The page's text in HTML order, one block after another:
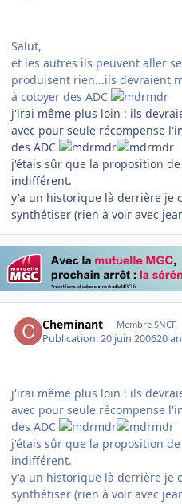
Salut,
et les autres ils peuvent aller
produisent rien...ils devraient
à cotoyer des ADC
j'irai même plus loin : ils
avec pour seule récompense
des ADC
j'étais sûr que la proposition
indifférent.
y'a un historique là derrière je
synthétiser (rien à voir avec
Cheminant Membre SNCF
Publication:20 juin 200620
j'irai même plus loin : ils
avec pour seule récompense
des ADC
j'étais sûr que la proposition
indifférent.
y'a un historique là derrière je
synthétiser (rien à voir avec